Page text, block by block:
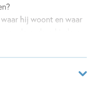
hij woont en waar
landen en
vind je in dit boek
en over hoe